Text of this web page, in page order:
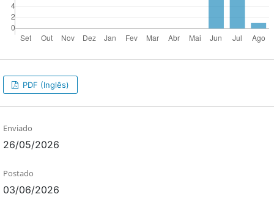
PDF (Inglês)
Enviado
26/05/2026
Postado
03/06/2026